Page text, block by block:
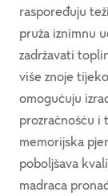
raspoređuju
pruža iznimnu
zadržavati
više znoje
omogućuju
prozračnošću i
memorijska
poboljšava
madraca